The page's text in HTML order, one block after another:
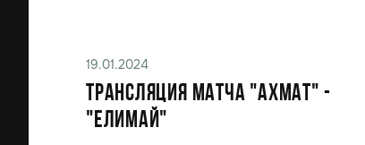
19.01.2024
ТРАНСЛЯЦИЯ МАТЧА "АХМАТ" -
"ЕЛИМАЙ"